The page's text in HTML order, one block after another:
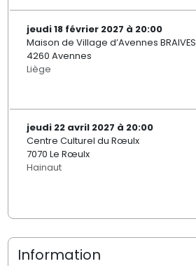
jeudi 18 février 2027 à 20:00
Maison de Village d’Avennes
4260 Avennes
Liège
jeudi 22 avril 2027 à 20:00
Centre Culturel du Rœulx
7070 Le Rœulx
Hainaut
Information